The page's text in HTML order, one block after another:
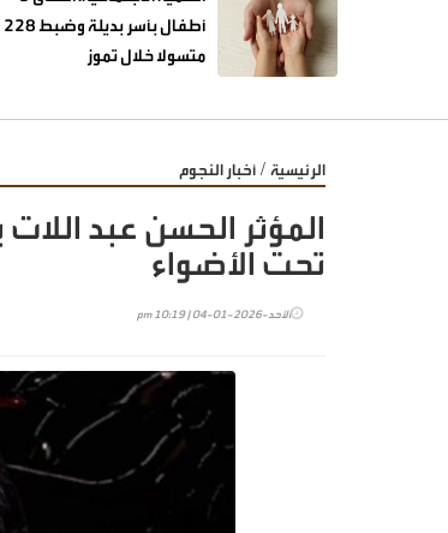
أطفال بأسر بديلة وضبط 228
متسولا خلال تموز
الرئيسية / أخبار النجوم
المؤثر الحسن عبد
تحت الأضواء
الأحد-2026-01-04 | 10:19 pm